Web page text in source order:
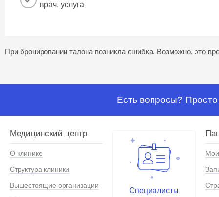
врач, услуга
При бронировании талона возникла ошибка. Возможно, это
Есть вопросы?
Медицинский центр
О клинике
Структура клиники
Вышестоящие организации
Специалисты